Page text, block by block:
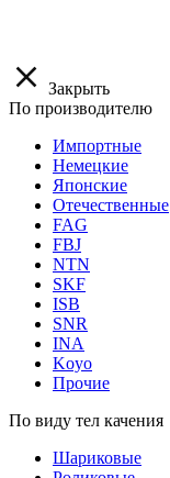
Закрыть
По производителю
Импортные
Немецкие
Японские
Отечественные
FAG
FBJ
NTN
SKF
ISB
SNR
INA
Koyo
Прочие
По виду тел качения
Шариковые